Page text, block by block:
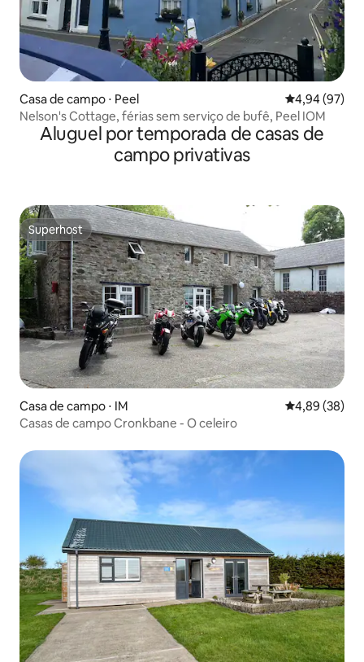
Casa de campo ⋅ Peel 4,94 de uma
4,94 (97)
Nelson's Cottage, férias sem serviço de bufê, Peel IOM
Aluguel por temporada de casas de
campo privativas
Superhost
Superhost
Casa de campo ⋅ IM 4,89 de uma
4,89 (38)
Casas de campo Cronkbane - O celeiro